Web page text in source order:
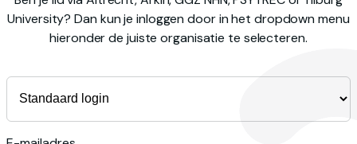
University? Dan kun je inloggen door in het dropdown menu
hieronder de juiste organisatie te selecteren.